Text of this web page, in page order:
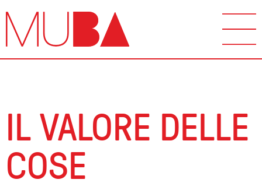
IL VALORE DELLE
COSE